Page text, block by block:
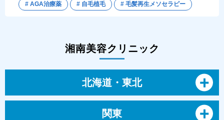
# AGA治療薬 # 自毛植毛 # 毛髪再生メソセラピー
湘南美容クリニック
北海道・東北
関東